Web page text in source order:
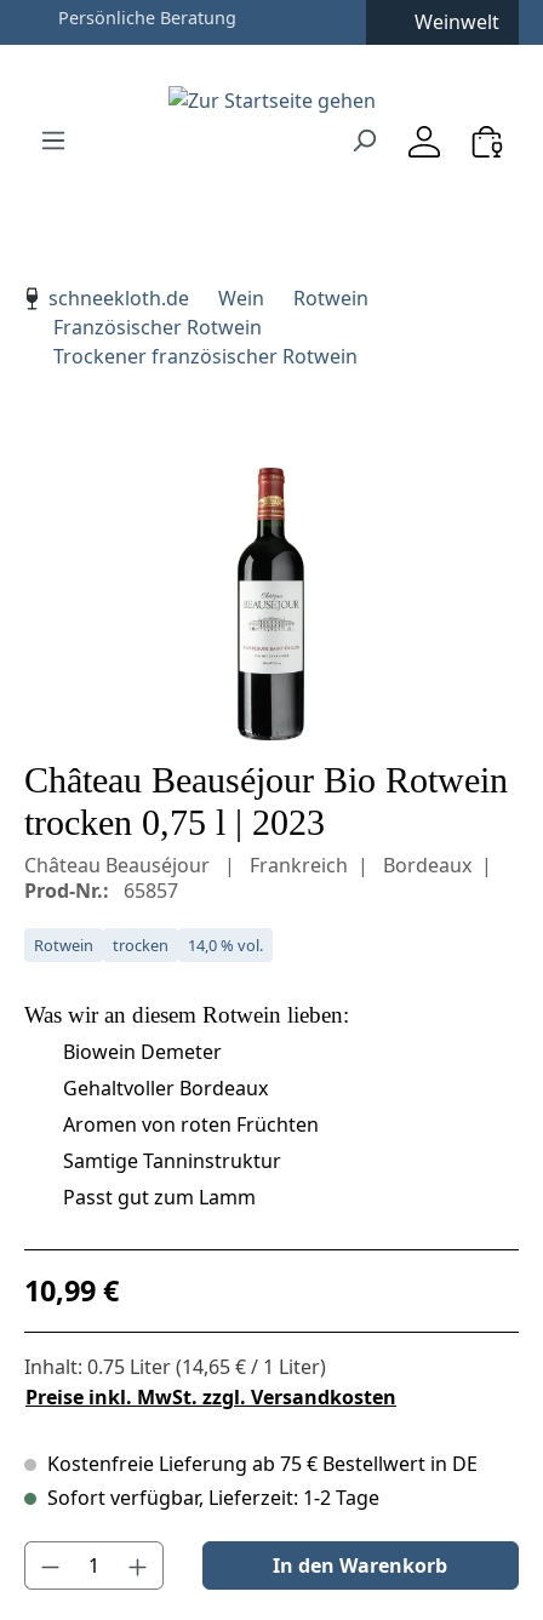
Zum Hauptinhalt springen
Zur Hauptnavigation springen
Persönliche Beratung Weinwelt
schneekloth.de
Wein
Rotwein
Französischer Rotwein
Trockener französischer Rotwein
Bildergalerie überspringen
Château Beauséjour Bio Rotwein
trocken 0,75 l | 2023
Château Beauséjour Frankreich
Bordeaux
Prod-Nr.:
65857
Rotwein trocken 14,0 % vol.
Was wir an diesem Rotwein lieben:
Biowein Demeter
Gehaltvoller Bordeaux
Aromen von roten Früchten
Samtige Tanninstruktur
Passt gut zum Lamm
Regulärer Preis:
10,99 €
Inhalt: 0.75 Liter(14,65 € / 1 Liter)
Preise inkl. MwSt. zzgl. Versandkosten
Kostenfreie Lieferung ab 75 € Bestellwert in DE
Sofort verfügbar, Lieferzeit: 1-2 Tage
Produkt Anzahl: Gib den gewünschten Wert ein oder benutze
In den Warenkorb